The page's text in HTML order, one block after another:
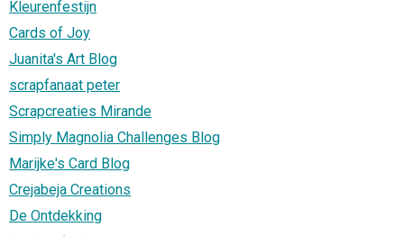
Kleurenfestijn
Cards of Joy
Juanita's Art Blog
scrapfanaat peter
Scrapcreaties Mirande
Simply Magnolia Challenges Blog
Marijke's Card Blog
Crejabeja Creations
De Ontdekking